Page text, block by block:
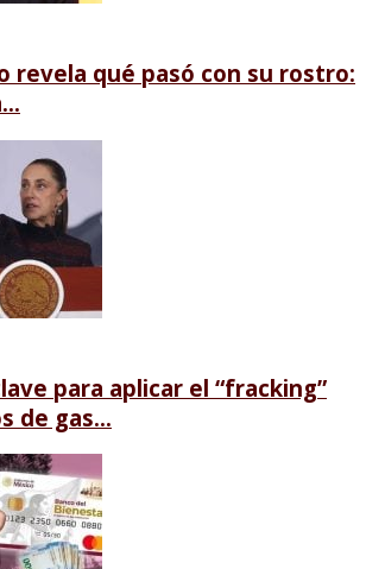
revela qué pasó con su rostro:
para aplicar el “fracking”
de gas...